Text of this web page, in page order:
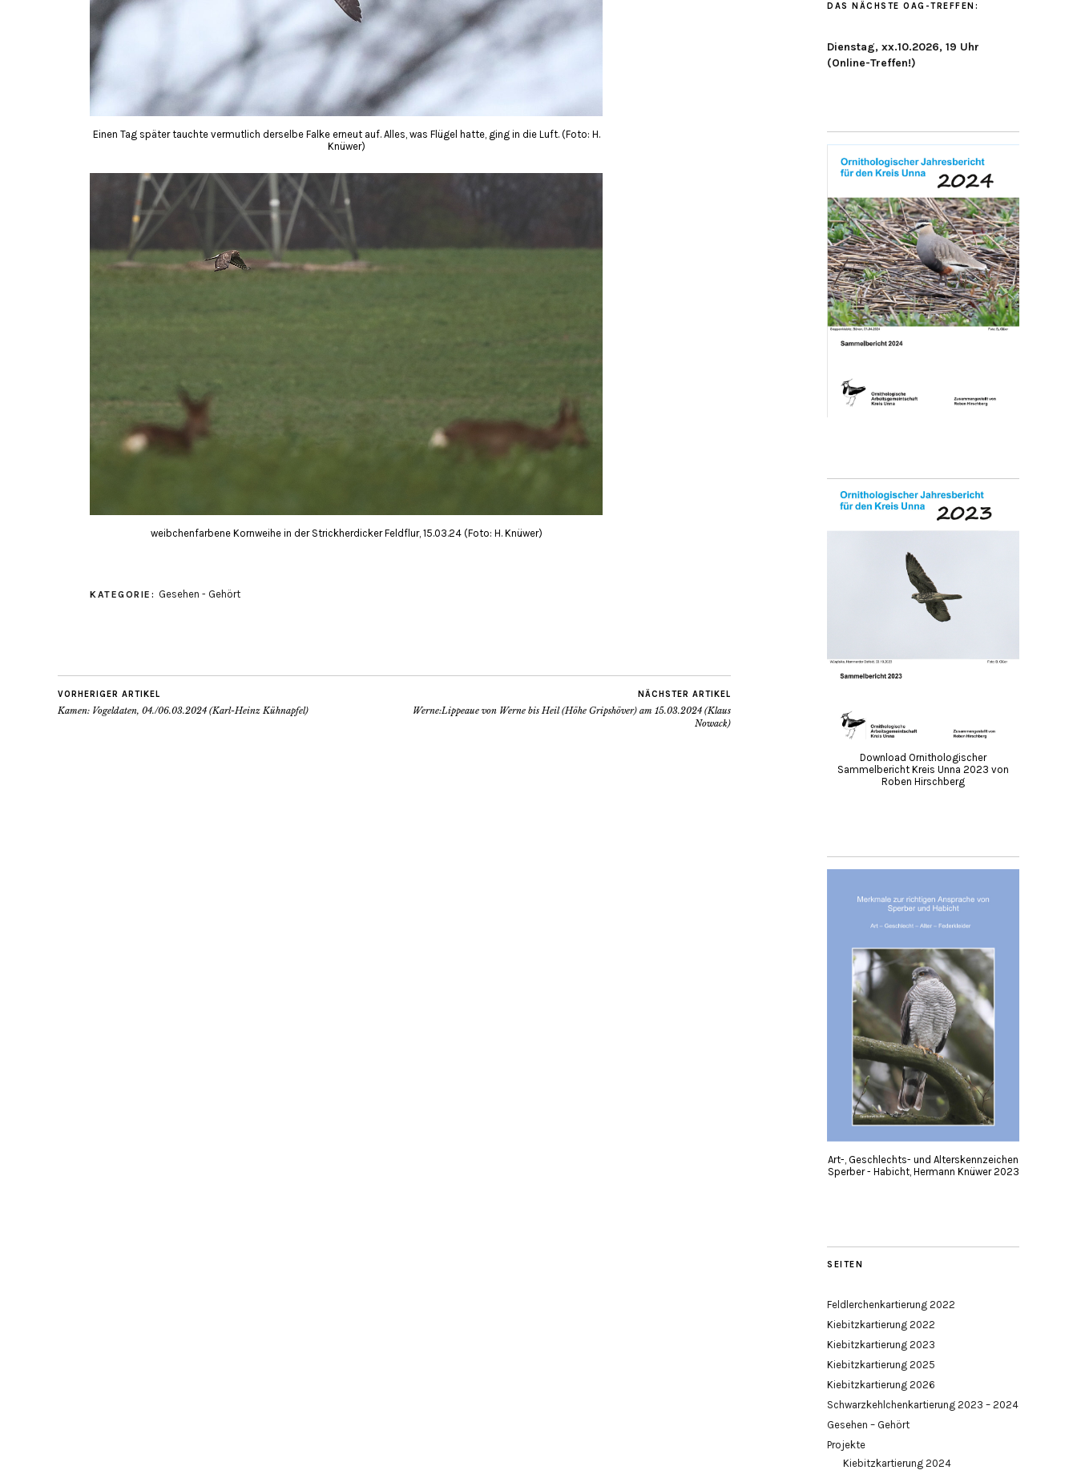
Einen Tag später tauchte vermutlich derselbe Falke erneut auf. Alles, was Flügel hatte, ging in die Luft. (Foto: H.
Knüwer)
weibchenfarbene Kornweihe in der Strickherdicker Feldflur, 15.03.24 (Foto: H. Knüwer)
KATEGORIE: Gesehen - Gehört
VORHERIGER ARTIKEL
Kamen: Vogeldaten, 04./06.03.2024 (Karl-Heinz Kühnapfel)
NÄCHSTER ARTIKEL
Werne:Lippeaue von Werne bis Heil (Höhe Gripshöver) am 15.03.2024 (Klaus
Nowack)
DAS NÄCHSTE OAG-TREFFEN:
Dienstag, xx.10.2026, 19 Uhr
(Online-Treffen!)
Download Ornithologischer
Sammelbericht Kreis Unna 2023 von
Roben Hirschberg
Art-, Geschlechts- und Alterskennzeichen
Sperber - Habicht, Hermann Knüwer 2023
SEITEN
Feldlerchenkartierung 2022
Kiebitzkartierung 2022
Kiebitzkartierung 2023
Kiebitzkartierung 2025
Kiebitzkartierung 2026
Schwarzkehlchenkartierung 2023 – 2024
Gesehen – Gehört
Projekte
Kiebitzkartierung 2024